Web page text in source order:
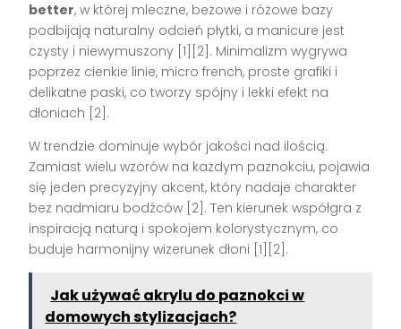
better, w której mleczne, beżowe i różowe bazy
podbijają naturalny odcień płytki, a manicure jest
czysty i niewymuszony [1][2]. Minimalizm wygrywa
poprzez cienkie linie, micro french, proste grafiki i
delikatne paski, co tworzy spójny i lekki efekt na
dłoniach [2].
W trendzie dominuje wybór jakości nad ilością.
Zamiast wielu wzorów na każdym paznokciu, pojawia
się jeden precyzyjny akcent, który nadaje charakter
bez nadmiaru bodźców [2]. Ten kierunek współgra z
inspiracją naturą i spokojem kolorystycznym, co
buduje harmonijny wizerunek dłoni [1][2].
Jak używać akrylu do paznokci w
domowych stylizacjach?